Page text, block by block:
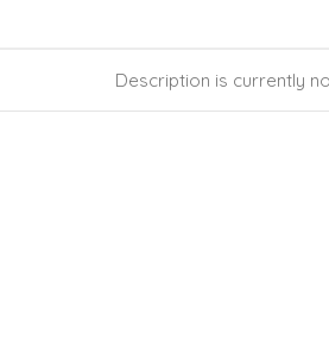
Description is currently